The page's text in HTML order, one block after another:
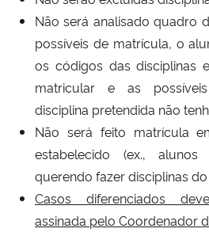
Ministério do Desenvolvimento Regional
Controladoria-Geral da União
Ministério da Mulher, da Família e dos
Secretaria-Geral
Secretaria de Governo
Não será analisado quadro
possíveis de matrícula, o
os códigos das disciplinas
matricular e as
disciplina pretendida não
Não será feito matrícula
estabelecido (ex.,
querendo fazer disciplinas do
Casos diferenciados
assinada pelo Coordenador